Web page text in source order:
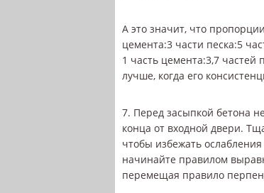
А это значит, что
цемента:3 части песка:5
1 часть цемента:3,7
лучше, когда его
7. Перед засыпкой бетона
конца от входной двери.
чтобы избежать
начинайте правилом
перемещая правило